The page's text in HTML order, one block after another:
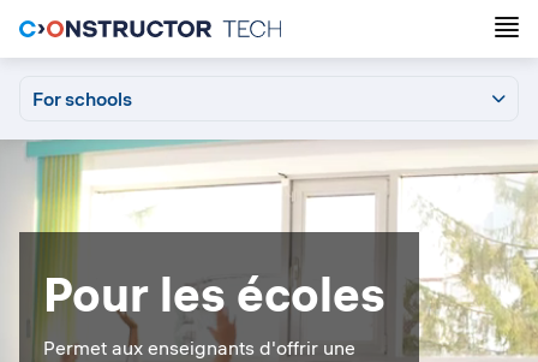
For schools
For schools
GrafariCalcularis Pour les parentsLoginSupport
Pour les écoles
Permet aux enseignants d'offrir une